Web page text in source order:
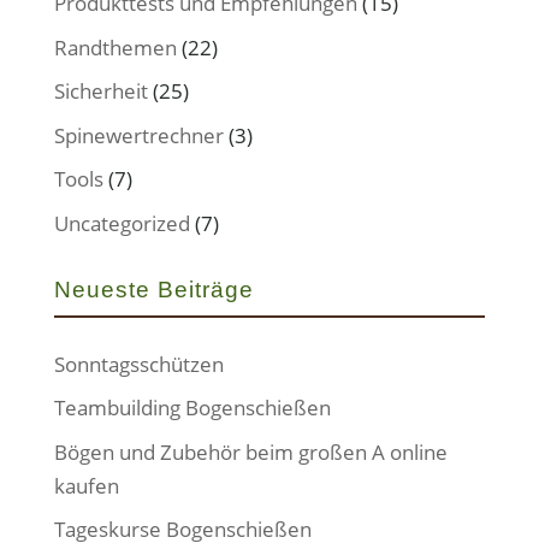
Randthemen (22)
Sicherheit(25)
Spinewertrechner(3)
Tools(7)
Uncategorized (7)
Neueste Beiträge
Sonntagsschützen
Teambuilding Bogenschießen
Bögen und Zubehör beim großen A online
kaufen
Tageskurse Bogenschießen